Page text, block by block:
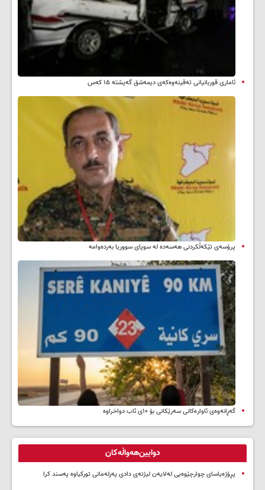
ئاماری قوربانیانی تەقینەوەکەی دیمەشق گەیشتە ۱۵ کەس
پرۆسەی تێکەڵکردنی هەسەدە لە سوپای سووریا بەردەوامە
گەڕانەوەی ئاوارەکانی سەرێکانی بۆ ۱۰ی ئاب دواخراوە
دوایین‌هەواڵەکان
پڕۆژەیاسای چوارچێوەیی لەلایەن لیژنەی دادی پەرلەمانی تورکیاوە پەسند کرا